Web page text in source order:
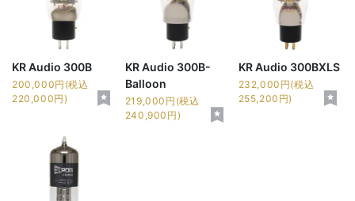
KR Audio 300B
200,000円(税込
220,000円)
KR Audio 300B-
Balloon
219,000円(税込
240,900円)
KR Audio 300BXLS
232,000円(税込
255,200円)